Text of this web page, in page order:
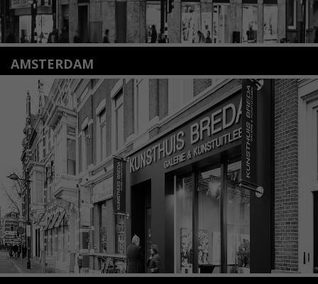
AMSTERDAM
Amstelveenseweg 135
1075 VX Amsterdam
+31 (0)20 2332546
info@kunsthuisamsterdam.nl
Lees meer